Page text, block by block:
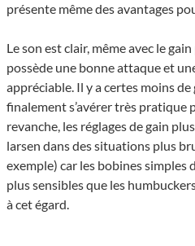
présente même des avantages
Le son est clair, même avec le
possède une bonne attaque et
appréciable. Il y a certes moins
finalement s’avérer très pratique
revanche, les réglages de gain
larsen dans des situations plus
exemple) car les bobines simples
plus sensibles que les
à cet égard.